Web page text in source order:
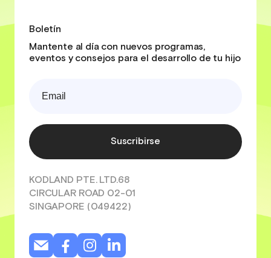
Boletín
Mantente al día con nuevos programas,
eventos y consejos para el desarrollo de tu hijo
Suscribirse
KODLAND PTE. LTD.68
CIRCULAR ROAD 02-01
SINGAPORE (049422)